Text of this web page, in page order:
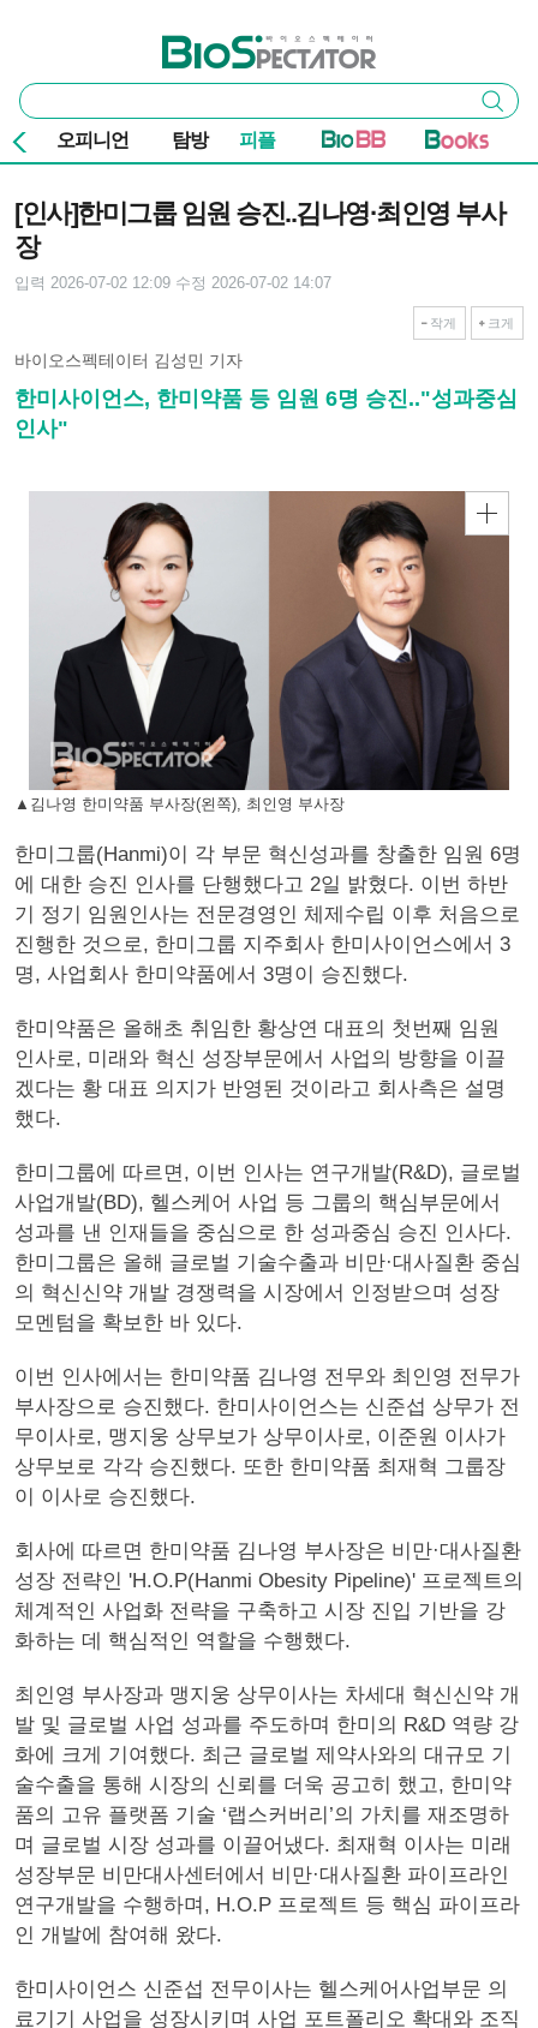
바이오스펙테이터
통
합
검
색
검색
오피니언 탐방 피플
[인사]한미그룹 임원 승진..김나영·최인영 부사
장
입력 2026-07-02 12:09 수정 2026-07-02 14:07
작게 크게
바이오스펙테이터 김성민 기자
한미사이언스, 한미약품 등 임원 6명 승진.."성과중심
인사"
▲김나영 한미약품 부사장(왼쪽), 최인영 부사장
한미그룹(Hanmi)이 각 부문 혁신성과를 창출한 임원 6명
에 대한 승진 인사를 단행했다고 2일 밝혔다. 이번 하반
기 정기 임원인사는 전문경영인 체제수립 이후 처음으로
진행한 것으로, 한미그룹 지주회사 한미사이언스에서 3
명, 사업회사 한미약품에서 3명이 승진했다.
한미약품은 올해초 취임한 황상연 대표의 첫번째 임원
인사로, 미래와 혁신 성장부문에서 사업의 방향을 이끌
겠다는 황 대표 의지가 반영된 것이라고 회사측은 설명
했다.
한미그룹에 따르면, 이번 인사는 연구개발(R&D), 글로벌
사업개발(BD), 헬스케어 사업 등 그룹의 핵심부문에서
성과를 낸 인재들을 중심으로 한 성과중심 승진 인사다.
한미그룹은 올해 글로벌 기술수출과 비만·대사질환 중심
의 혁신신약 개발 경쟁력을 시장에서 인정받으며 성장
모멘텀을 확보한 바 있다.
이번 인사에서는 한미약품 김나영 전무와 최인영 전무가
부사장으로 승진했다. 한미사이언스는 신준섭 상무가 전
무이사로, 맹지웅 상무보가 상무이사로, 이준원 이사가
상무보로 각각 승진했다. 또한 한미약품 최재혁 그룹장
이 이사로 승진했다.
회사에 따르면 한미약품 김나영 부사장은 비만·대사질환
성장 전략인 'H.O.P(Hanmi Obesity Pipeline)' 프로젝트의
체계적인 사업화 전략을 구축하고 시장 진입 기반을 강
화하는 데 핵심적인 역할을 수행했다.
최인영 부사장과 맹지웅 상무이사는 차세대 혁신신약 개
발 및 글로벌 사업 성과를 주도하며 한미의 R&D 역량 강
화에 크게 기여했다. 최근 글로벌 제약사와의 대규모 기
술수출을 통해 시장의 신뢰를 더욱 공고히 했고, 한미약
품의 고유 플랫폼 기술 ‘랩스커버리’의 가치를 재조명하
며 글로벌 시장 성과를 이끌어냈다. 최재혁 이사는 미래
성장부문 비만대사센터에서 비만·대사질환 파이프라인
연구개발을 수행하며, H.O.P 프로젝트 등 핵심 파이프라
인 개발에 참여해 왔다.
한미사이언스 신준섭 전무이사는 헬스케어사업부문 의
료기기 사업을 성장시키며 사업 포트폴리오 확대와 조직